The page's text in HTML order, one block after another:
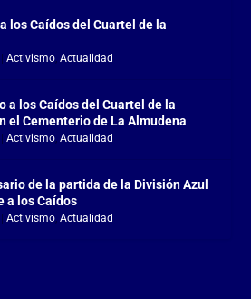
los Caídos del Cuartel de la
|Activismo,Actualidad
a los Caídos del Cuartel de la
el Cementerio de La Almudena
|Activismo,Actualidad
de la partida de la División Azul
a los Caídos
|Activismo,Actualidad